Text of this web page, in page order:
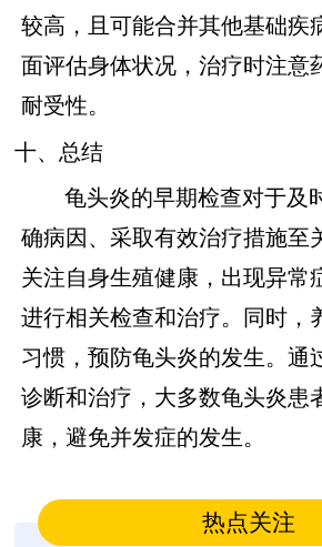
较高，且可能合并其他基础疾
面评估身体状况，治疗时注意
耐受性。
十、总结
龟头炎的早期检查对于及
确病因、采取有效治疗措施至
关注自身生殖健康，出现异常
进行相关检查和治疗。同时，
习惯，预防龟头炎的发生。通
诊断和治疗，大多数龟头炎患
康，避免并发症的发生。
热点关注